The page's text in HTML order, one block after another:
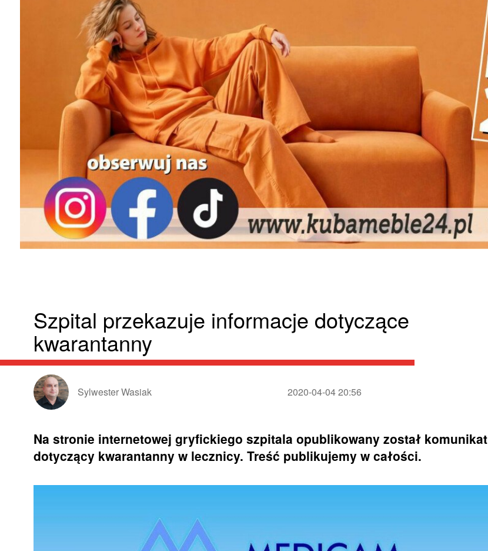
Szpital przekazuje informacje dotyczące
kwarantanny
Sylwester Wasiak 2020-04-04 20:56
Na stronie internetowej gryfickiego szpitala opublikowany został komunikat
dotyczący kwarantanny w lecznicy. Treść publikujemy w całości.